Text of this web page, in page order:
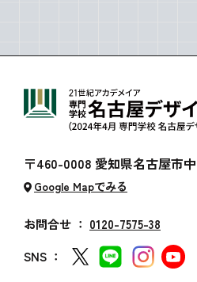
〒460-0008 愛知県名古屋市
Google Mapでみる
お問合せ ： 0120-7575-38
SNS ：